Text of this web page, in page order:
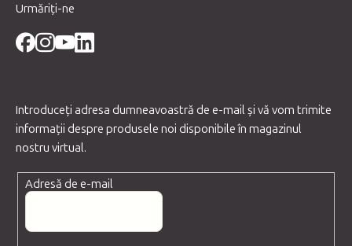
Urmăriți-ne
Introduceţi adresa dumneavoastră de e-mail şi vă vom trimite
informaţii despre produsele noi disponibile în magazinul
nostru virtual.
Adresă de e-mail